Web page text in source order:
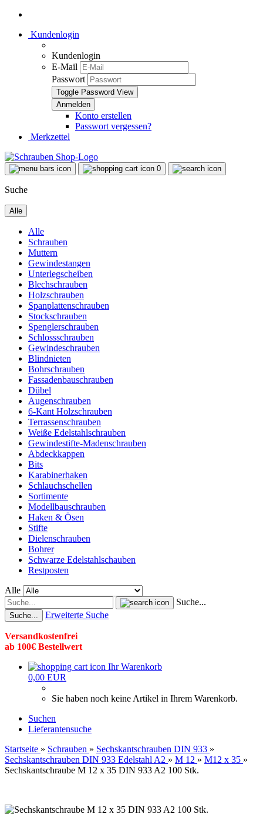
Kundenlogin
Kundenlogin
E-Mail
Passwort
Toggle Password View
Konto erstellen
Passwort vergessen?
Merkzettel
0
Suche
Alle
Alle
Schrauben
Muttern
Gewindestangen
Unterlegscheiben
Blechschrauben
Holzschrauben
Spanplattenschrauben
Stockschrauben
Spenglerschrauben
Schlossschrauben
Gewindeschrauben
Blindnieten
Bohrschrauben
Fassadenbauschrauben
Dübel
Augenschrauben
6-Kant Holzschrauben
Terrassenschrauben
Weiße Edelstahlschrauben
Gewindestifte-Madenschrauben
Abdeckkappen
Bits
Karabinerhaken
Schlauchschellen
Sortimente
Modellbauschrauben
Haken & Ösen
Stifte
Dielenschrauben
Bohrer
Schwarze Edelstahlschauben
Restposten
Alle
Suche...
Suche... Erweiterte Suche
Versandkostenfrei
ab 100€ Bestellwert
Ihr Warenkorb
0,00 EUR
Sie haben noch keine Artikel in Ihrem Warenkorb.
Suchen
Lieferantensuche
Startseite » Schrauben » Sechskantschrauben DIN 933 »
Sechskantschrauben DIN 933 Edelstahl A2 » M 12 » M12 x 35 »
Sechskantschraube M 12 x 35 DIN 933 A2 100 Stk.